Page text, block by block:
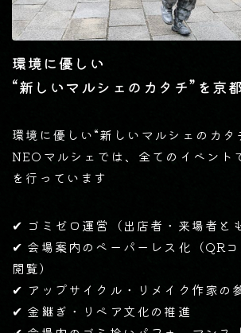
環境に優しい
“新しいマルシェのカタチ”を京
環境に優しい“新しいマルシェのカタ
NEOマルシェでは、全てのイベント
を行っています
✔ ゴミゼロ運営（出店者・来場者と
✔ 会場案内のペーパーレス化（QR
閲覧）
✔ アップサイクル・リメイク作家の
✔ 金継ぎ・リペア文化の推進